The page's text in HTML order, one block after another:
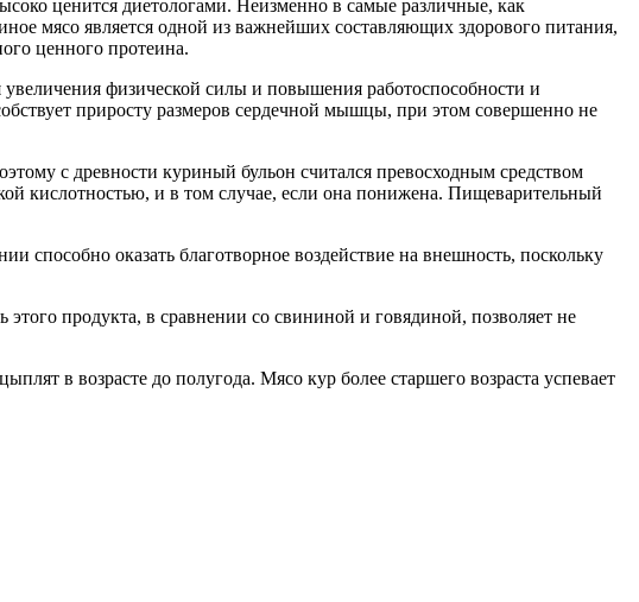
ценится диетологами. Неизменно в самые различные, как
мясо является одной из важнейших составляющих здорового питания,
ценного протеина.
физической силы и повышения работоспособности и
приросту размеров сердечной мышцы, при этом совершенно не
с древности куриный бульон считался превосходным средством
кислотностью, и в том случае, если она понижена. Пищеварительный
способно оказать благотворное воздействие на внешность, поскольку
продукта, в сравнении со свининой и говядиной, позволяет не
в возрасте до полугода. Мясо кур более старшего возраста успевает